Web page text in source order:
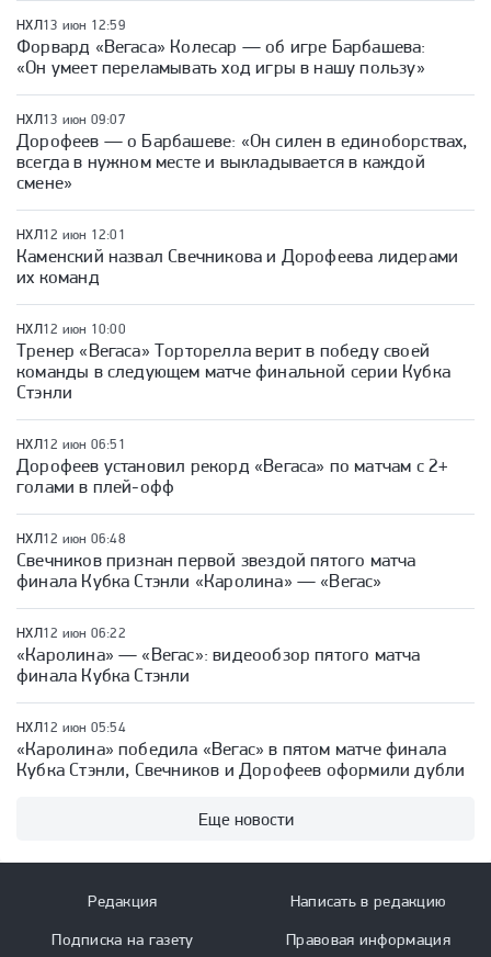
НХЛ13 июн 12:59
Форвард «Вегаса» Колесар — об игре Барбашева:
«Он умеет переламывать ход игры в нашу пользу»
НХЛ13 июн 09:07
Дорофеев — о Барбашеве: «Он силен в единоборствах,
всегда в нужном месте и выкладывается в каждой
смене»
НХЛ12 июн 12:01
Каменский назвал Свечникова и Дорофеева лидерами
их команд
НХЛ12 июн 10:00
Тренер «Вегаса» Торторелла верит в победу своей
команды в следующем матче финальной серии Кубка
Стэнли
НХЛ12 июн 06:51
Дорофеев установил рекорд «Вегаса» по матчам с 2+
голами в плей-офф
НХЛ12 июн 06:48
Свечников признан первой звездой пятого матча
финала Кубка Стэнли «Каролина» — «Вегас»
НХЛ12 июн 06:22
«Каролина» — «Вегас»: видеообзор пятого матча
финала Кубка Стэнли
НХЛ12 июн 05:54
«Каролина» победила «Вегас» в пятом матче финала
Кубка Стэнли, Свечников и Дорофеев оформили дубли
Еще новости
Редакция
Подписка на газету
Написать в редакцию
Правовая информация